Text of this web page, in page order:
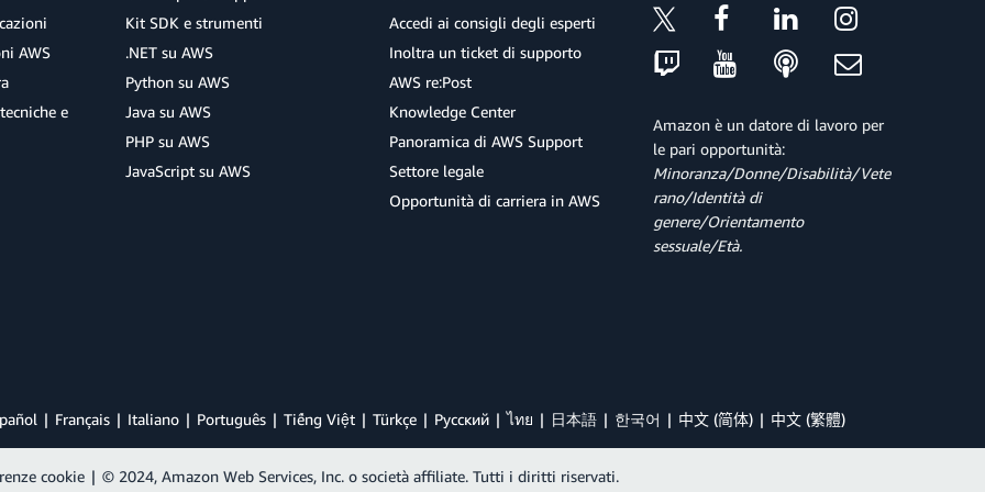
su server e senza installare alcun software, è possibile utilizzare le code
di messaggi per fornire notifiche serverless affidabili e scalabili,
comunicazioni tra processi e visibilità di PaaS e funzionalità serverless.
AWS
e
Kit SDK e strumenti
.NET su AWS
Python su AWS
Java su AWS
PHP su AWS
JavaScript su AWS
Accedi ai consigli degli esperti
Inoltra un ticket di supporto
AWS re:Post
Knowledge Center
Panoramica di AWS Support
Settore legale
Opportunità di carriera in AWS
Amazon è un datore di lavoro per
le pari opportunità:
Minoranza/Donne/Disabilità/Vete
rano/Identità di
genere/Orientamento
sessuale/Età.
Français Italiano Português Tiếng Việt Türkçe Ρусский ไทย 日本語 한국어 中文 (简体) 中文 (繁體)
cookie | © 2024, Amazon Web Services, Inc. o società affiliate. Tutti i diritti riservati.